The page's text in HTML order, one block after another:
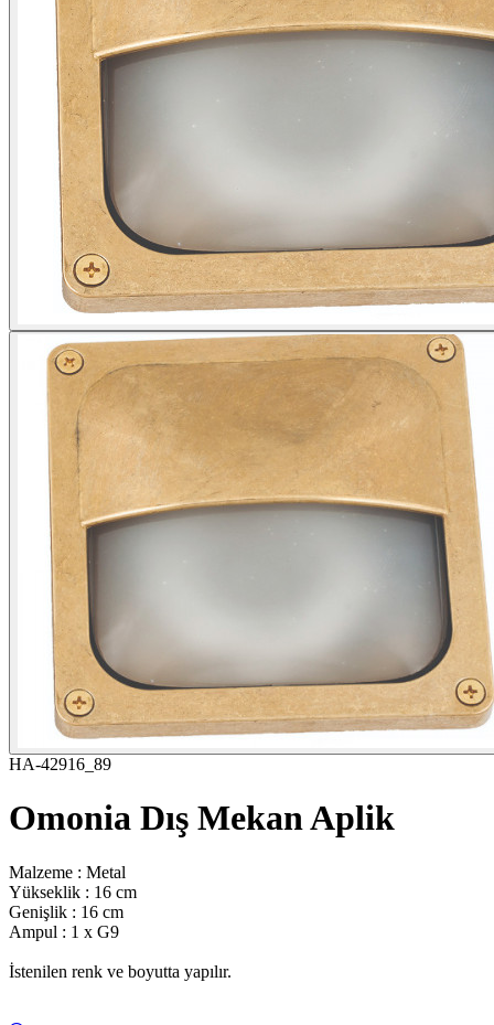
HA-42916_89
Omonia Dış Mekan Aplik
Malzeme : Metal
Yükseklik : 16 cm
Genişlik : 16 cm
Ampul : 1 x G9
İstenilen renk ve boyutta yapılır.